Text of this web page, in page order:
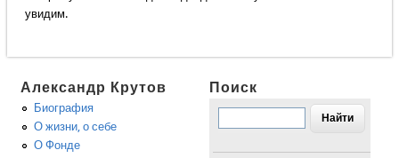
увидим.
Александр Крутов
Биография
О жизни, о себе
О Фонде
Поиск